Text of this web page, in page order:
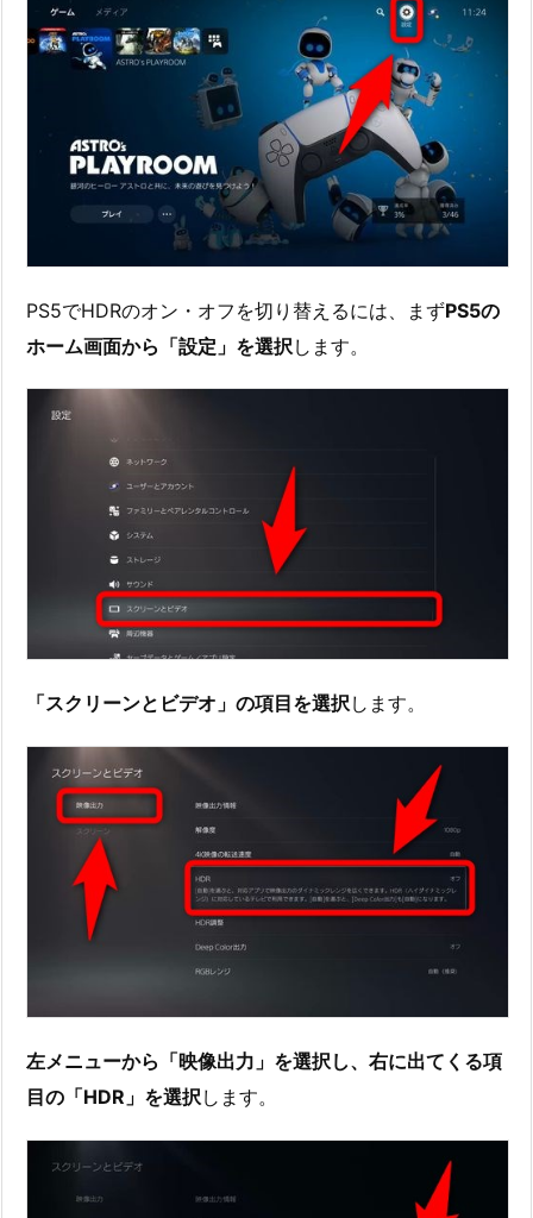
PS5でHDRのオン・オフを切り替えるには、まずPS5の
ホーム画面から「設定」を選択 します。
「スクリーンとビデオ」の項目を選択します。
左メニューから「映像出力」を選択し、右に出てくる項
目の「HDR」を選択 します。